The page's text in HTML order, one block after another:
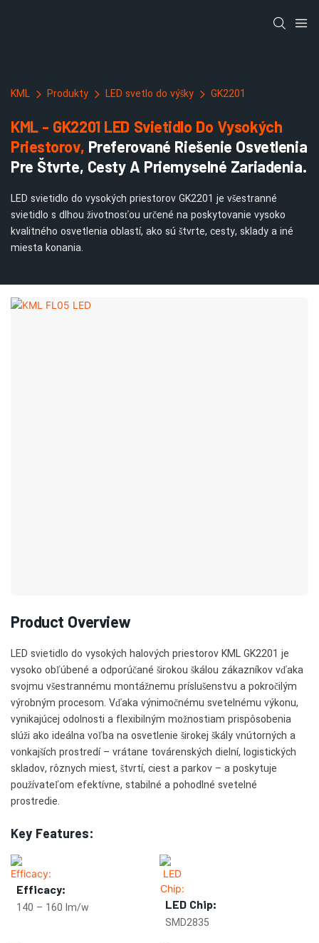
KML Produkty LED svetlo do výšky GK2201
KML - GK2201 LED Svietidlo Do Vysokých
Priestorov, Preferované Riešenie Osvetlenia
Pre Štvrte, Cesty A Priemyselné Zariadenia.
LED svietidlo do vysokých priestorov GK2201 je všestranné
svietidlo s dlhou životnosťou určené na poskytovanie vysoko
kvalitného osvetlenia oblastí, ako sú štvrte, cesty, sklady a iné
miesta konania.
Product Overview
LED svietidlo do vysokých halových priestorov KML GK2201 je
vysoko obľúbené a odporúčané širokou škálou zákazníkov vďaka
svojmu všestrannému montážnemu príslušenstvu a pokročilým
výrobným procesom. Vďaka výnimočnému svetelnému výkonu,
vynikajúcej odolnosti a flexibilným možnostiam prispôsobenia
slúži ako ideálna voľba na osvetlenie širokej škály vnútorných a
vonkajších prostredí – vrátane továrenských dielní, logistických
skladov, rôznych miest, štvrtí, ciest a parkov – a poskytuje
používateľom efektívne, stabilné a pohodlné svetelné
prostredie.
Key Features:
Efficacy:
140 – 160 lm/w LED Chip:
SMD2835